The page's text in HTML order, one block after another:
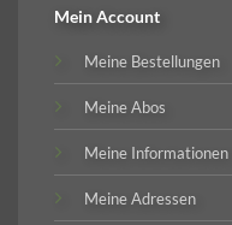
Mein Account
Meine Bestellungen
Meine Abos
Meine Informationen
Meine Adressen